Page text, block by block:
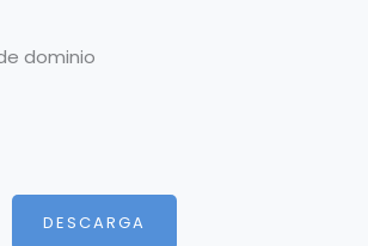
dominio
DESCARGA